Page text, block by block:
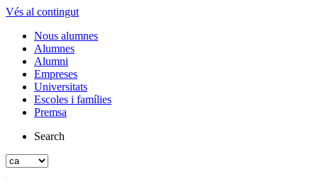
Vés al contingut
Nous alumnes
Alumnes
Alumni
Empreses
Universitats
Escoles i famílies
Premsa
Search